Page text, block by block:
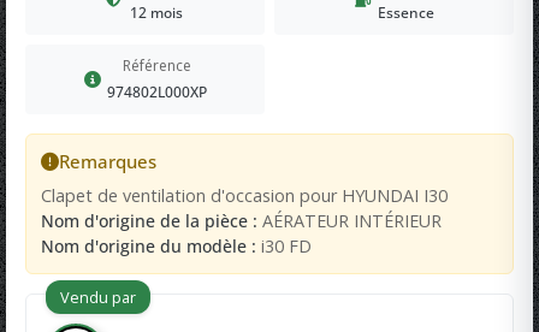
12 mois
Essence
Référence
974802L000XP
Remarques
Clapet de ventilation d'occasion pour HYUNDAI I30
Nom d'origine de la pièce : AÉRATEUR INTÉRIEUR
Nom d'origine du modèle : i30 FD
Vendu par